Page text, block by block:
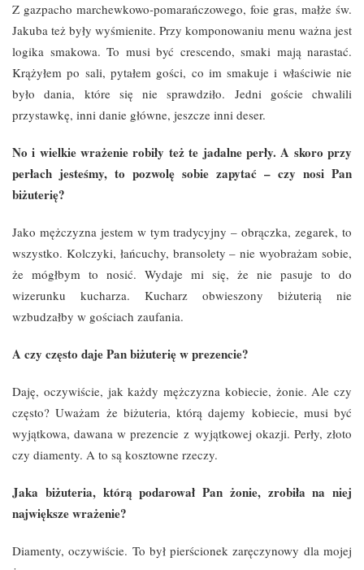
Z gazpacho marchewkowo-pomarańczowego, foie gras, małże św.
Jakuba też były wyśmienite. Przy komponowaniu menu ważna jest
logika smakowa. To musi być crescendo, smaki mają narastać.
Krążyłem po sali, pytałem gości, co im smakuje i właściwie nie
było dania, które się nie sprawdziło. Jedni goście chwalili
przystawkę, inni danie główne, jeszcze inni deser.
No i wielkie wrażenie robiły też te jadalne perły. A skoro przy
perłach jesteśmy, to pozwolę sobie zapytać – czy nosi Pan
biżuterię?
Jako mężczyzna jestem w tym tradycyjny – obrączka, zegarek, to
wszystko. Kolczyki, łańcuchy, bransolety – nie wyobrażam sobie,
że mógłbym to nosić. Wydaje mi się, że nie pasuje to do
wizerunku kucharza. Kucharz obwieszony biżuterią nie
wzbudzałby w gościach zaufania.
A czy często daje Pan biżuterię w prezencie?
Daję, oczywiście, jak każdy mężczyzna kobiecie, żonie. Ale czy
często? Uważam że biżuteria, którą dajemy kobiecie, musi być
wyjątkowa, dawana w prezencie z wyjątkowej okazji. Perły, złoto
czy diamenty. A to są kosztowne rzeczy.
Jaka biżuteria, którą podarował Pan żonie, zrobiła na niej
największe wrażenie?
Diamenty, oczywiście. To był pierścionek zaręczynowy dla mojej